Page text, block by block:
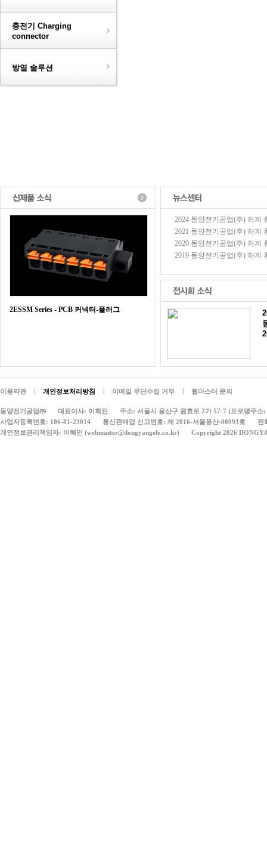
충전기 Charging
connector
방열 솔루션
2ESSM Series - PCB 커넥터-플러그
2024 동양전기공업(주) 하계
2021 동양전기공업(주) 하계
2020 동양전기공업(주) 하계
2019 동양전기공업(주) 하계
이용약관 개인정보처리방침 이메일 무단수집 거부 웹마스터 문의
동양전기공업㈜ 대표이사: 이희진
주소: 서울시 용산구 원효로 2가 57-7 [도로명주
사업자등록번호: 106-81-23014
통신판매업 신고번호: 제 2016-서울용산-00993호
전
개인정보관리책임자: 이혜민 (webmaster@dongyangele.co.kr)
Copyright 2026